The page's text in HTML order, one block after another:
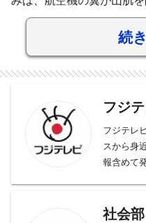
続
フジ
フジテレ
スから身
報含めて
社会部